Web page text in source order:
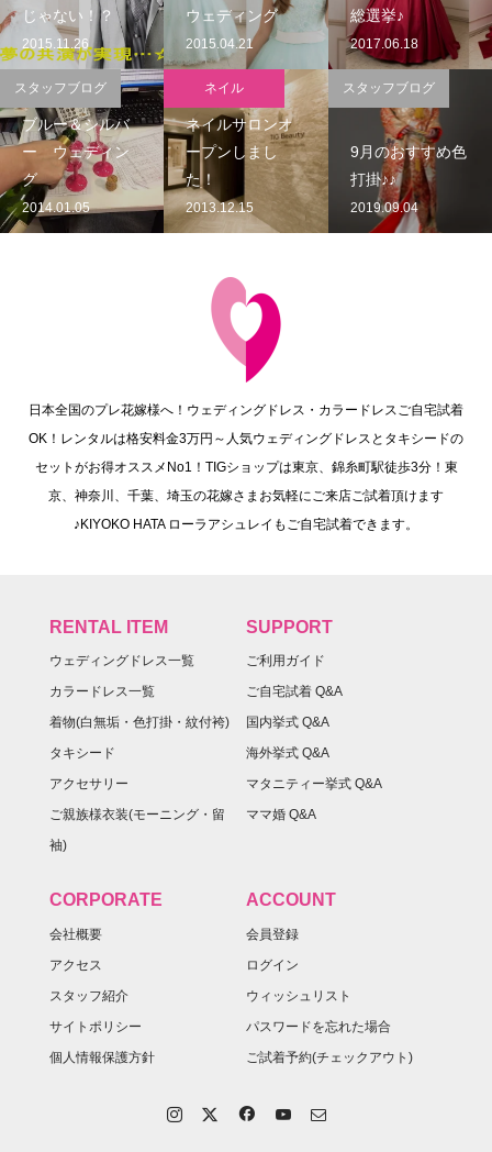
じゃない！？
2015.11.26
ウェディング
2015.04.21
総選挙♪
2017.06.18
ブルー＆シルバ
ー ウェディン
グ
2014.01.05
スタッフブログ
ネイルサロンオ
ープンしまし
た！
2013.12.15
ネイル
9月のおすすめ色
打掛♪♪
2019.09.04
スタッフブログ
日本全国のプレ花嫁様へ！ウェディングドレス・カラードレスご自宅試着
OK！レンタルは格安料金3万円～人気ウェディングドレスとタキシードの
セットがお得オススメNo1！TIGショップは東京、錦糸町駅徒歩3分！東
京、神奈川、千葉、埼玉の花嫁さまお気軽にご来店ご試着頂けます
♪KIYOKO HATA ローラアシュレイもご自宅試着できます。
RENTAL ITEM
ウェディングドレス一覧
カラードレス一覧
着物(白無垢・色打掛・紋付袴)
タキシード
アクセサリー
ご親族様衣装(モーニング・留
袖)
SUPPORT
ご利用ガイド
ご自宅試着 Q&A
国内挙式 Q&A
海外挙式 Q&A
マタニティー挙式 Q&A
ママ婚 Q&A
CORPORATE
会社概要
アクセス
スタッフ紹介
サイトポリシー
個人情報保護方針
ACCOUNT
会員登録
ログイン
ウィッシュリスト
パスワードを忘れた場合
ご試着予約(チェックアウト)